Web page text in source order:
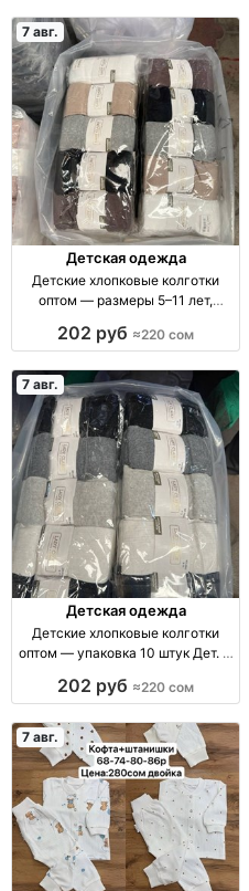
7 авг.
Детская одежда
Детские хлопковые колготки
оптом — размеры 5–11 лет,
колготки, р-р 5–7, 7–9, 9–11 лет,
202 руб ≈220 сом
7 авг.
Детская одежда
Детские хлопковые колготки
оптом — упаковка 10 штук Дет. х/
лет, уп. 10 шт.
202 руб ≈220 сом
7 авг.